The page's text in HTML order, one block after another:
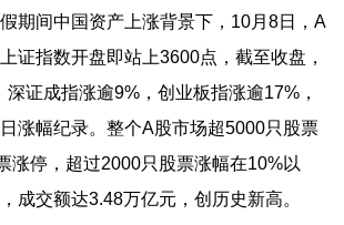
间中国资产上涨背景下，10月8日，A
证指数开盘即站上3600点，截至收盘，
深证成指涨逾9%，创业板指涨逾17%，
涨幅纪录。整个A股市场超5000只股票
涨停，超过2000只股票涨幅在10%以
成交额达3.48万亿元，创历史新高。